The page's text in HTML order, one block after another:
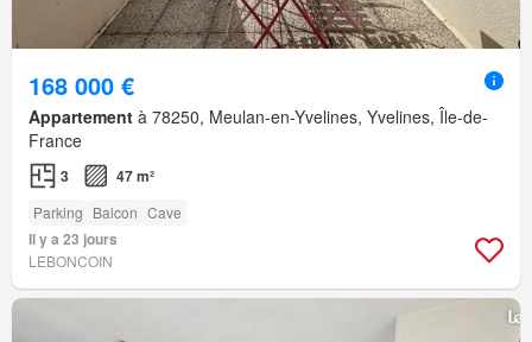
168 000 €
Appartement à 78250, Meulan-en-Yvelines, Yvelines, Île-de-
France
3 47 m²
Parking Balcon Cave
Il y a 23 jours
LEBONCOIN